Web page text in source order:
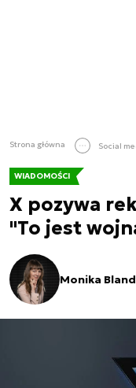
Strona główna Social
WIADOMOŚCI
X pozywa
"To jest
Monika